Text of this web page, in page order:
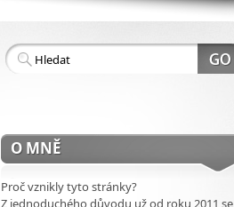
O MNĚ
Proč vznikly tyto stránky?
Z jednoduchého důvodu už od roku 2011 se